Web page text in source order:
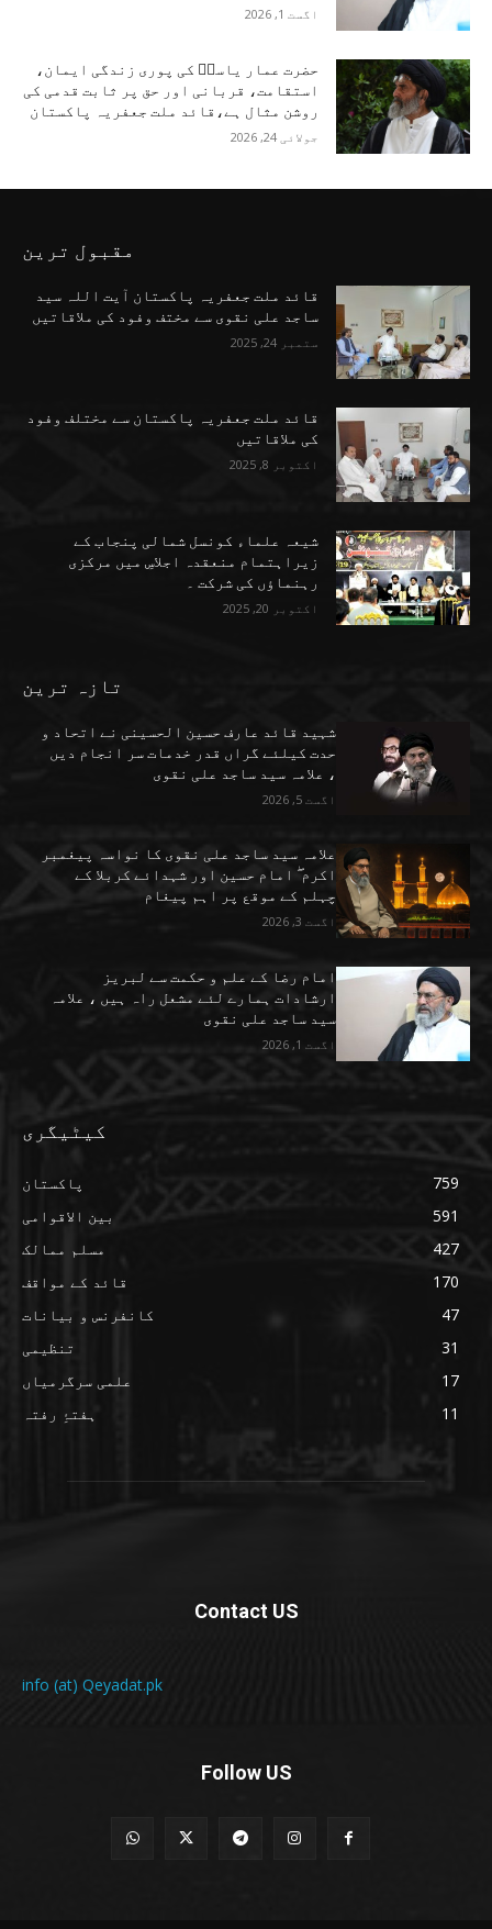
اگست 1, 2026
حضرت عمار یاسرؑ کی پوری زندگی ایمان،
استقامت، قربانی اور حق پر ثابت قدمی کی
روشن مثال ہے،قائد ملت جعفریہ پاکستان
جولائی 24, 2026
مقبول ترین
قائد ملت جعفریہ پاکستان آیت اللہ سید
ساجد علی نقوی سے مختف وفود کی ملاقاتیں
ستمبر 24, 2025
قائد ملت جعفریہ پاکستان سے مختلف وفود
کی ملاقاتیں
اکتوبر 8, 2025
شیعہ علماء کونسل شمالی پنجاب کے
زیراہتمام منعقدہ اجلاسِ میں مرکزی
رہنماؤں کی شرکت ۔
اکتوبر 20, 2025
تازہ ترین
شہید قائد عارف حسین الحسینی نے اتحاد و
حدت کیلئے گراں قدر خدمات سر انجام دیں
، علامہ سید ساجد علی نقوی
اگست 5, 2026
علامہ سید ساجد علی نقوی کا نواسہ پیغمبر
اکرم ۖ امام حسین اور شہدائے کربلا کے
چہلم کے موقع پر اہم پیغام
اگست 3, 2026
امام رضا کے علم و حکمت سے لبریز
ارشادات ہمارے لئے مشعل راہ ہیں ، علامہ
سید ساجد علی نقوی
اگست 1, 2026
کیٹیگری
پاکستان
759
بین الاقوامی
591
مسلم ممالک
427
قائد کے مواقف
170
کانفرنس و بیانات
47
تنظیمی
31
علمی سرگرمیاں
17
ہفتۂِ رفتہ
11
Contact US
info (at) Qeyadat.pk
Follow US